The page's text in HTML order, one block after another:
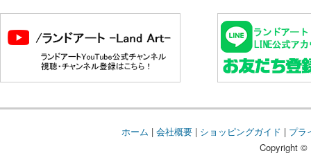
ホーム | 会社概要| ショッピングガイド | プラ
Copyright ©